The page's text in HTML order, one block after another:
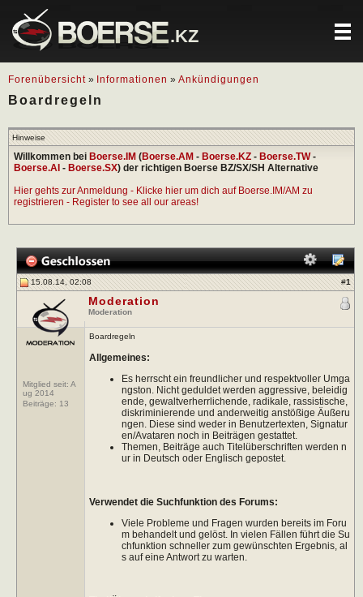
.KZ
Forenübersicht » Informationen » Ankündigungen
Boardregeln
Hinweise
Willkommen bei Boerse.IM (Boerse.AM - Boerse.KZ - Boerse.TW-
Boerse.AI - Boerse.SX) der richtigen Boerse BZ/SX/SH Alternative
Hier gehts zur Anmeldung - Klicke hier um dich auf Boerse.IM/AM zu
registrieren - Register to see all our areas!
15.08.14, 02:08 #1
Mitglied seit: A
ug 2014
Beiträge: 13
Moderation
Moderation
Boardregeln
Allgemeines:
Es herrscht ein freundlicher und respektvoller Umga
ngston. Nicht geduldet werden aggressive, beleidig
ende, gewaltverherrlichende, radikale, rassistische,
diskriminierende und anderweitig anstößige Äußeru
ngen. Diese sind weder in Benutzertexten, Signatur
en/Avataren noch in Beiträgen gestattet.
Themen, Beiträge auch Titelüberschriften werden n
ur in Deutsch oder Englisch gepostet.
Verwendet die Suchfunktion des Forums:
Viele Probleme und Fragen wurden bereits im Foru
m behandelt und gelöst. In vielen Fällen führt die Su
chfunktion schneller zum gewünschten Ergebnis, al
s auf eine Antwort zu warten.